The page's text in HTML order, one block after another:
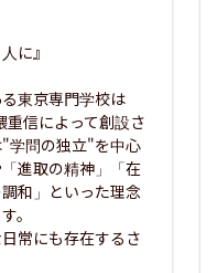
に』
東京専門学校は
信によって創設さ
学問の独立"を中心
進取の精神」「在
和」といった理念
。
常にも存在するさ